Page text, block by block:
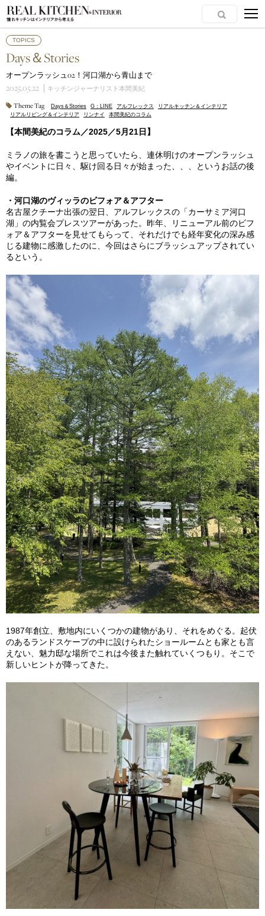
TOPICS
Days＆Stories
オープンラッシュ02！河口湖から青山まで
2025.05.22 キッチンジャーナリスト本間美紀
Theme Tag Days＆Stories G：LINE アルフレックス
リアルキッチン＆インテリア
リアルリビング＆インテリア
リンナイ 本間美紀のコラム
【本間美紀のコラム／2025／5月21日】
ミラノの旅を書こうと思っていたら、連休明けのオープンラッシュ
やイベントに日々、駆け回る日々が始まった、、、というお話の後
編。
・河口湖のヴィッラのビフォア＆アフター
名古屋クチーナ出張の翌日、アルフレックスの「カーサミア河口
湖」の内覧会プレスツアーがあった。昨年、リニューアル前のビフ
ォア＆アフターを見せてもらって、それだけでも経年変化の深み感
じる建物に感激したのに、今回はさらにブラッシュアップされてい
るという。
1987年創立、敷地内にいくつかの建物があり、それをめぐる。起伏
のあるランドスケープの中に設けられたショールームとも家とも言
えない、魅力邸な場所でこれは今後また触れていくつもり。そこで
新しいヒントが降ってきた。